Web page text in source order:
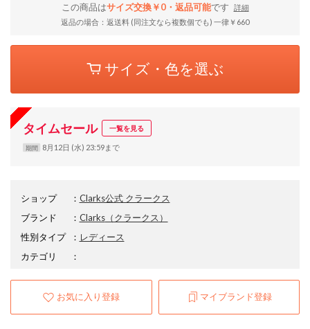
この商品はサイズ交換￥0・返品可能です
詳細
返品の場合：返送料 (同注文なら複数個でも) 一律￥660
サイズ・色を選ぶ
タイムセール 一覧を見る
期間 8月12日 (水) 23:59まで
ショップ ： Clarks公式 クラークス
ブランド
： Clarks（クラークス）
性別タイプ
： レディース
カテゴリ
：
お気に入り登録 マイブランド登録